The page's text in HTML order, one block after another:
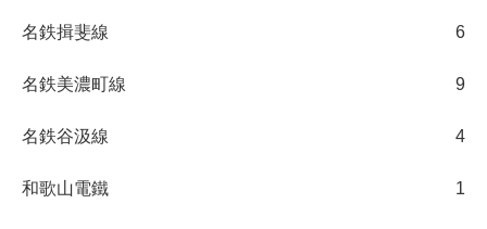
名鉄揖斐線 6
名鉄美濃町線 9
名鉄谷汲線 4
和歌山電鐵 1